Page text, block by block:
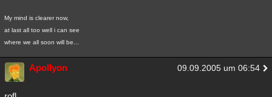
My mind is clearer now,
at last all too well i can see
where we all soon will be...
Apollyon 09.09.2005 um 06:54